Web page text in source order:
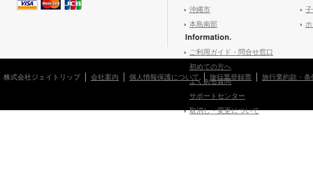
沖縄市
本島南部
ご利用ガイド・問合せ窓口
初めての方へ
よくある質問
サポートセンター
取消し・変更について
株式会社ジェイトリップ 会社案内 個人情報保護について 旅行業登録票 旅行業約款・条